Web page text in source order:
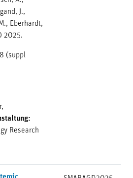
J.,
Eberhardt,
2025.
(suppl
Research